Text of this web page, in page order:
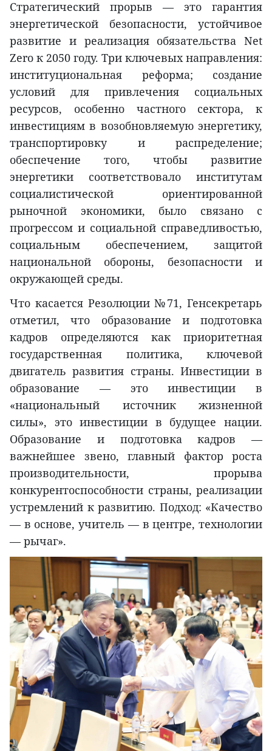
Стратегический прорыв — это гарантия
энергетической безопасности, устойчивое
развитие и реализация обязательства Net
Zero к 2050 году. Три ключевых направления:
институциональная реформа; создание
условий для привлечения социальных
ресурсов, особенно частного сектора, к
инвестициям в возобновляемую энергетику,
транспортировку и распределение;
обеспечение того, чтобы развитие
энергетики соответствовало институтам
социалистической ориентированной
рыночной экономики, было связано с
прогрессом и социальной справедливостью,
социальным обеспечением, защитой
национальной обороны, безопасности и
окружающей среды.
Что касается Резолюции №71, Генсекретарь
отметил, что образование и подготовка
кадров определяются как приоритетная
государственная политика, ключевой
двигатель развития страны. Инвестиции в
образование — это инвестиции в
«национальный источник жизненной
силы», это инвестиции в будущее нации.
Образование и подготовка кадров —
важнейшее звено, главный фактор роста
производительности, прорыва
конкурентоспособности страны, реализации
устремлений к развитию. Подход: «Качество
— в основе, учитель — в центре, технологии
— рычаг».